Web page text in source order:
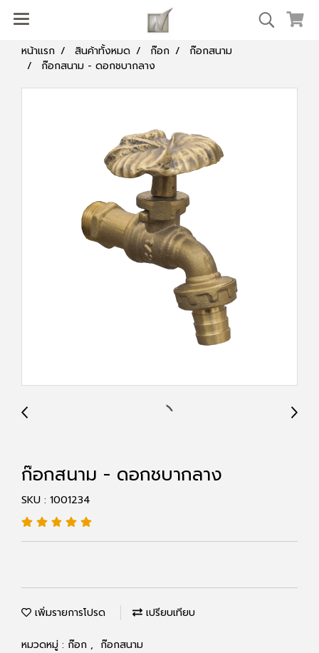
หน้าแรก สินค้าทั้งหมด ก๊อก
ก๊อกสนาม
ก๊อกสนาม - ดอกชบากลาง
ก๊อกสนาม - ดอกชบากลาง
SKU : 1001234
เพิ่มรายการโปรด เปรียบเทียบ
หมวดหมู่ : ก๊อก , ก๊อกสนาม